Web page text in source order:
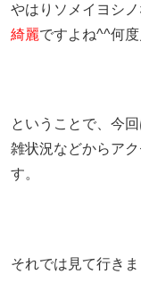
やはりソメイヨシノ
綺麗ですよね^^何
ということで、今
雑状況などからア
す。
それでは見て行き